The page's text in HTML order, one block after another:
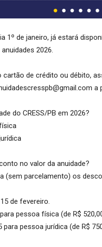
1º de janeiro, já estará
2026.
cartão de crédito ou débito,
a
do CRESS/PB em 2026?
no valor da anuidade?
(sem parcelamento) os
de fevereiro.
pessoa física (de R$
para pessoa jurídica (de R$